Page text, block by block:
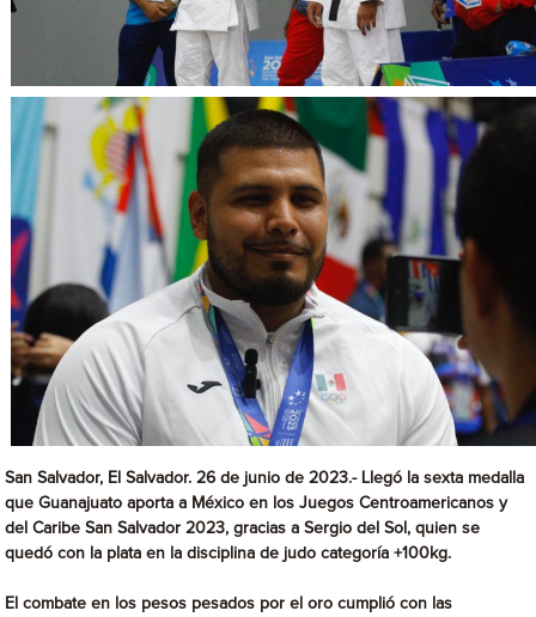
San Salvador, El Salvador. 26 de junio de 2023.- Llegó la sexta medalla
que Guanajuato aporta a México en los Juegos Centroamericanos y
del Caribe San Salvador 2023, gracias a Sergio del Sol, quien se
quedó con la plata en la disciplina de judo categoría +100kg.
El combate en los pesos pesados por el oro cumplió con las